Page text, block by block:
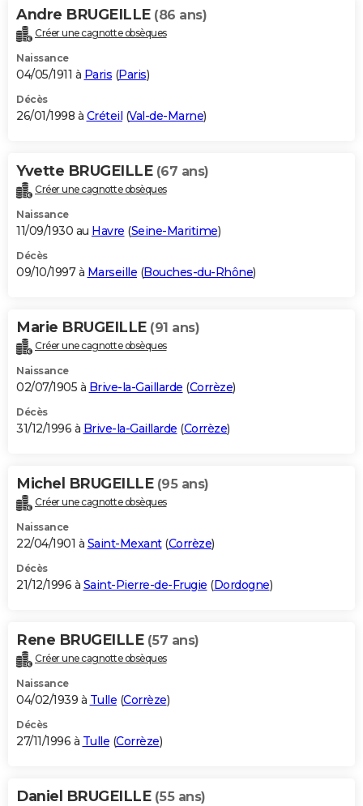
Andre BRUGEILLE (86 ans)
Créer une cagnotte obsèques
Naissance
04/05/1911 à Paris (Paris)
Décès
26/01/1998 à Créteil (Val-de-Marne)
Yvette BRUGEILLE (67 ans)
Créer une cagnotte obsèques
Naissance
11/09/1930 au Havre (Seine-Maritime)
Décès
09/10/1997 à Marseille (Bouches-du-Rhône)
Marie BRUGEILLE (91 ans)
Créer une cagnotte obsèques
Naissance
02/07/1905 à Brive-la-Gaillarde (Corrèze)
Décès
31/12/1996 à Brive-la-Gaillarde (Corrèze)
Michel BRUGEILLE (95 ans)
Créer une cagnotte obsèques
Naissance
22/04/1901 à Saint-Mexant(Corrèze)
Décès
21/12/1996 à Saint-Pierre-de-Frugie (Dordogne)
Rene BRUGEILLE (57 ans)
Créer une cagnotte obsèques
Naissance
04/02/1939 à Tulle (Corrèze)
Décès
27/11/1996 à Tulle (Corrèze)
Daniel BRUGEILLE (55 ans)